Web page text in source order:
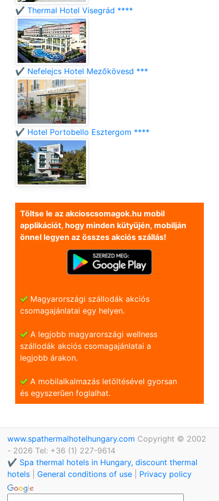
✔️ Thermal Hotel Visegrád ****
✔️ Nefelejcs Hotel Mezőkövesd ***
✔️ Hotel Portobello Esztergom ****
Töltse le az akcioscsomagok.hu mobil
applikációt, hogy minden kütyüjén, mobilján
önnel legyen az összes akciós szállás!
Magyarországi szállodák akciós
csomagajánlatai egy helyen.
A legjobb magyarországi wellness
szállodák akciós csomagajánlatai a
legjobb árakon.
A mobilalkalmazás letöltésével gyorsan
és egyszerũen foglalhat.
www.spathermalhotelhungary.com Copyright © 2002
- 2026 Tel: +36 (1) 227-9614
✔️ Spa thermal hotels in Hungary, discount thermal
hotels
General conditions of use Privacy policy